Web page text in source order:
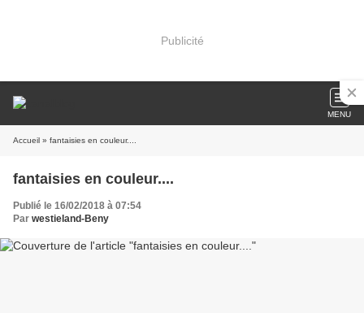
Publicité
MENU
Accueil » fantaisies en couleur....
fantaisies en couleur....
Publié le 16/02/2018 à 07:54
Par westieland-Beny